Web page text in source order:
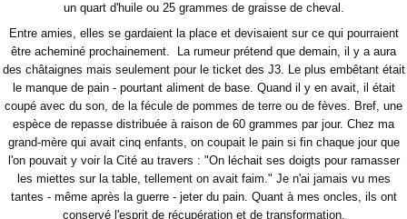
un quart d'huile ou 25 grammes de graisse de cheval.
Entre amies, elles se gardaient la place et devisaient sur ce qui pourraient
être acheminé prochainement. La rumeur prétend que demain, il y a aura
des châtaignes mais seulement pour le ticket des J3. Le plus embêtant était
le manque de pain - pourtant aliment de base. Quand il y en avait, il était
coupé avec du son, de la fécule de pommes de terre ou de fèves. Bref, une
espèce de repasse distribuée à raison de 60 grammes par jour. Chez ma
grand-mère qui avait cinq enfants, on coupait le pain si fin chaque jour que
l'on pouvait y voir la Cité au travers : "On léchait ses doigts pour ramasser
les miettes sur la table, tellement on avait faim." Je n'ai jamais vu mes
tantes - même après la guerre - jeter du pain. Quant à mes oncles, ils ont
conservé l'esprit de récupération et de transformation.